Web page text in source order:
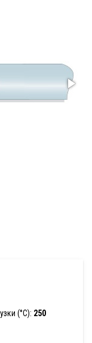
(°С): 250